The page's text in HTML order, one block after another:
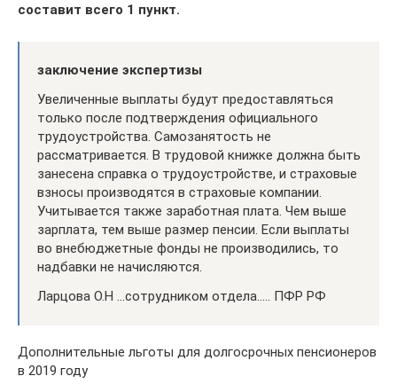
составит всего 1 пункт.
заключение экспертизы
Увеличенные выплаты будут предоставляться
только после подтверждения официального
трудоустройства. Самозанятость не
рассматривается. В трудовой книжке должна быть
занесена справка о трудоустройстве, и страховые
взносы производятся в страховые компании.
Учитывается также заработная плата. Чем выше
зарплата, тем выше размер пенсии. Если выплаты
во внебюджетные фонды не производились, то
надбавки не начисляются.
Ларцова О.Н …сотрудником отдела….. ПФР РФ
Дополнительные льготы для долгосрочных пенсионеров
в 2019 году